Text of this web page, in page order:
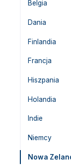
Belgia
Dania
Finlandia
Francja
Hiszpania
Holandia
Indie
Niemcy
Nowa